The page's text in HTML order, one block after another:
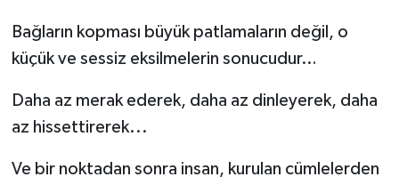
Bağların kopması büyük patlamaların değil, o
küçük ve sessiz eksilmelerin sonucudur…
Daha az merak ederek, daha az dinleyerek, daha
az hissettirerek...
Ve bir noktadan sonra insan, kurulan cümlelerden